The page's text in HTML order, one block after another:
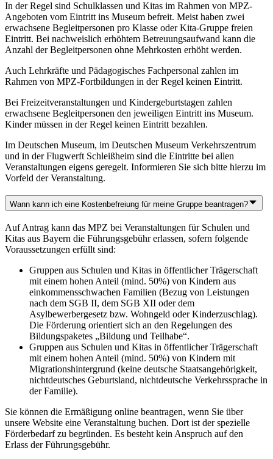
In der Regel sind Schulklassen und Kitas im Rahmen von MPZ-
Angeboten vom Eintritt ins Museum befreit. Meist haben zwei
erwachsene Begleitpersonen pro Klasse oder Kita-Gruppe freien
Eintritt. Bei nachweislich erhöhtem Betreuungsaufwand kann die
Anzahl der Begleitpersonen ohne Mehrkosten erhöht werden.
Auch Lehrkräfte und Pädagogisches Fachpersonal zahlen im
Rahmen von MPZ-Fortbildungen in der Regel keinen Eintritt.
Bei Freizeitveranstaltungen und Kindergeburtstagen zahlen
erwachsene Begleitpersonen den jeweiligen Eintritt ins Museum.
Kinder müssen in der Regel keinen Eintritt bezahlen.
Im Deutschen Museum, im Deutschen Museum Verkehrszentrum
und in der Flugwerft Schleißheim sind die Eintritte bei allen
Veranstaltungen eigens geregelt. Informieren Sie sich bitte hierzu im
Vorfeld der Veranstaltung.
Wann kann ich eine Kostenbefreiung für meine Gruppe beantragen?
Auf Antrag kann das MPZ bei Veranstaltungen für Schulen und
Kitas aus Bayern die Führungsgebühr erlassen, sofern folgende
Voraussetzungen erfüllt sind:
Gruppen aus Schulen und Kitas in öffentlicher Trägerschaft
mit einem hohen Anteil (mind. 50%) von Kindern aus
einkommensschwachen Familien (Bezug von Leistungen
nach dem SGB II, dem SGB XII oder dem
Asylbewerbergesetz bzw. Wohngeld oder Kinderzuschlag).
Die Förderung orientiert sich an den Regelungen des
Bildungspaketes „Bildung und Teilhabe“.
Gruppen aus Schulen und Kitas in öffentlicher Trägerschaft
mit einem hohen Anteil (mind. 50%) von Kindern mit
Migrationshintergrund (keine deutsche Staatsangehörigkeit,
nichtdeutsches Geburtsland, nichtdeutsche Verkehrssprache in
der Familie).
Sie können die Ermäßigung online beantragen, wenn Sie über
unsere Website eine Veranstaltung buchen. Dort ist der spezielle
Förderbedarf zu begründen. Es besteht kein Anspruch auf den
Erlass der Führungsgebühr.